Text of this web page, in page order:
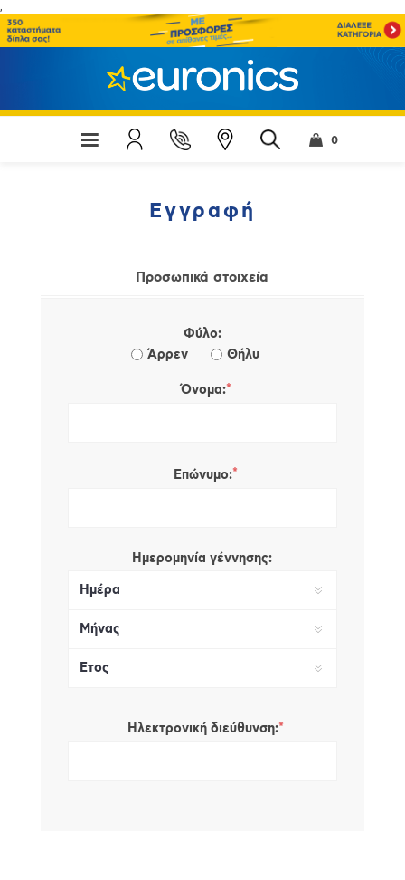
;
0
Εγγραφή
Προσωπικά στοιχεία
Φύλο:
Άρρεν
Θήλυ
Όνομα:*
Επώνυμο:*
Ημερομηνία γέννησης:
Ηλεκτρονική διεύθυνση:*